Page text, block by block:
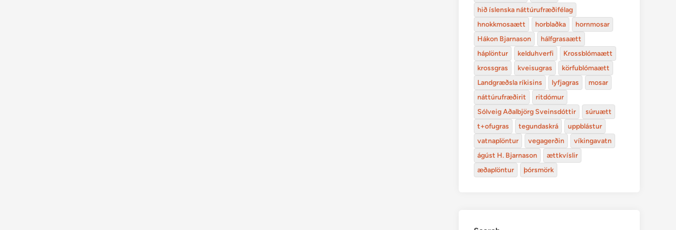
hið íslenska náttúrufræðifélag
hnokkmosaætt
horblaðka
hornmosar
Hákon Bjarnason
hálfgrasaætt
háplöntur
kelduhverfi
Krossblómaætt
krossgras
kveisugras
körfublómaætt
Landgræðsla ríkisins
lyfjagras
mosar
náttúrufræðirit
ritdómur
Sólveig Aðalbjörg Sveinsdóttir
súruætt
t+ofugras
tegundaskrá
uppblástur
vatnaplöntur
vegagerðin
víkingavatn
ágúst H. Bjarnason
ættkvíslir
æðaplöntur
þórsmörk